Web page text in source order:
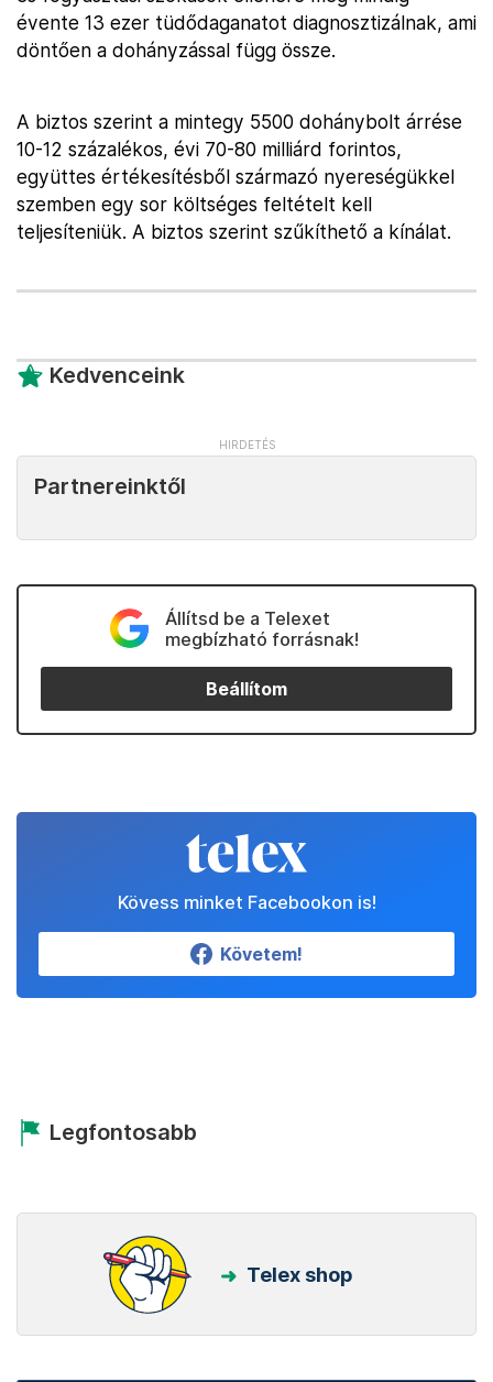
évente 13 ezer tüdődaganatot diagnosztizálnak, ami
döntően a dohányzással függ össze.
A biztos szerint a mintegy 5500 dohánybolt árrése
10-12 százalékos, évi 70-80 milliárd forintos,
együttes értékesítésből származó nyereségükkel
szemben egy sor költséges feltételt kell
teljesíteniük. A biztos szerint szűkíthető a kínálat.
Kedvenceink
Partnereinktől
Állítsd be a Telexet
megbízható forrásnak!
Beállítom
Kövess minket Facebookon is!
Követem!
Legfontosabb
Telex shop